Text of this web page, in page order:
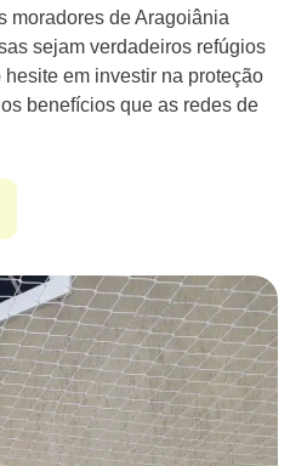
moradores de Aragoiânia
sejam verdadeiros refúgios
em investir na proteção
benefícios que as redes de